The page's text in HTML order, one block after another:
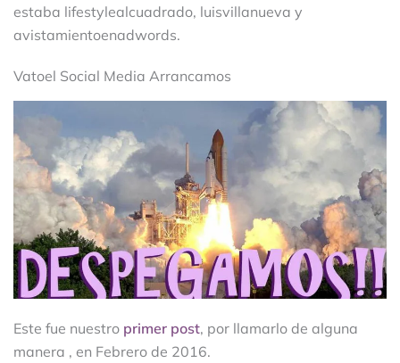
estaba lifestylealcuadrado, luisvillanueva y
avistamientoenadwords.
Vatoel Social Media Arrancamos
Este fue nuestro primer post, por llamarlo de alguna
manera , en Febrero de 2016.